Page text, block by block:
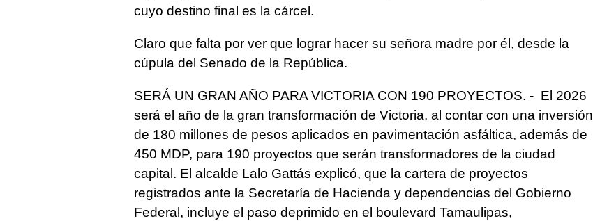
cuyo destino final es la cárcel.
Claro que falta por ver que lograr hacer su señora madre por él, desde la
cúpula del Senado de la República.
SERÁ UN GRAN AÑO PARA VICTORIA CON 190 PROYECTOS. - El 2026
será el año de la gran transformación de Victoria, al contar con una inversión
de 180 millones de pesos aplicados en pavimentación asfáltica, además de
450 MDP, para 190 proyectos que serán transformadores de la ciudad
capital. El alcalde Lalo Gattás explicó, que la cartera de proyectos
registrados ante la Secretaría de Hacienda y dependencias del Gobierno
Federal, incluye el paso deprimido en el boulevard Tamaulipas,